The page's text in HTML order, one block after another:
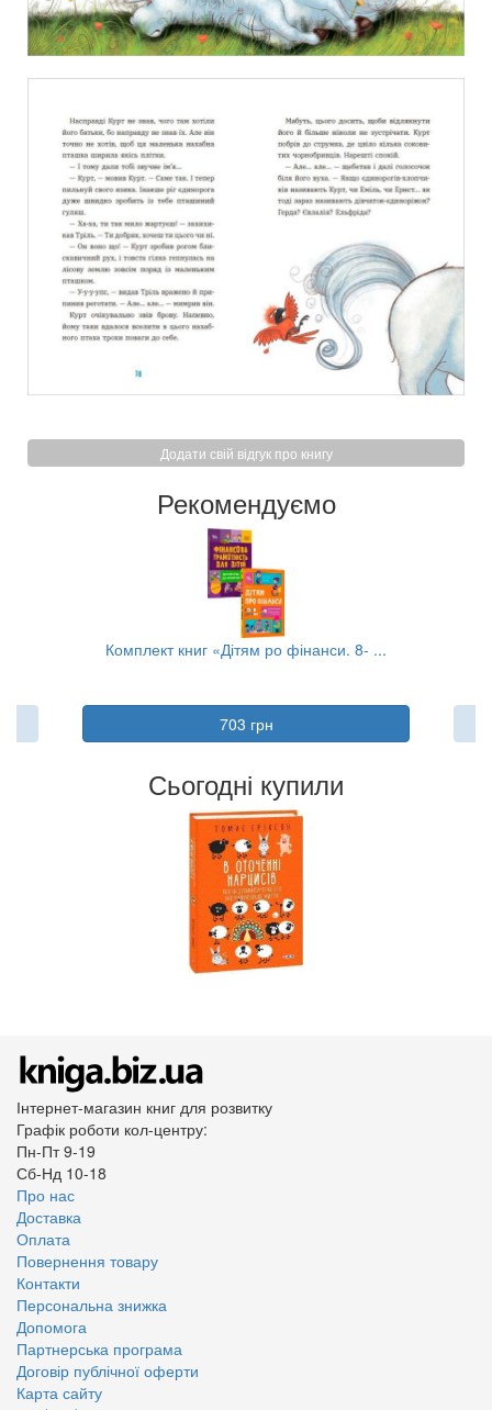
Додати свій відгук про книгу
Рекомендуємо
Комплект книг «Дітям ро фінанси. 8- ...
703 грн
Сьогодні купили
Інтернет-магазин книг для розвитку
Графік роботи кол-центру:
Пн-Пт 9-19
Сб-Нд 10-18
Про нас
Доставка
Оплата
Повернення товару
Контакти
Персональна знижка
Допомога
Партнерська програма
Договір публічної оферти
Карта сайту